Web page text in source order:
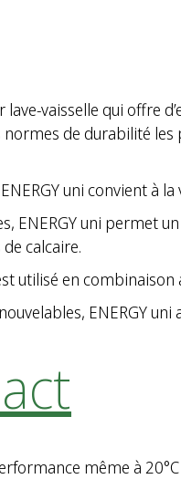
vaisselle qui offre
de durabilité les
uni convient à
ENERGY uni permet
calcaire.
utilisé en combinaison
ENERGY
même à